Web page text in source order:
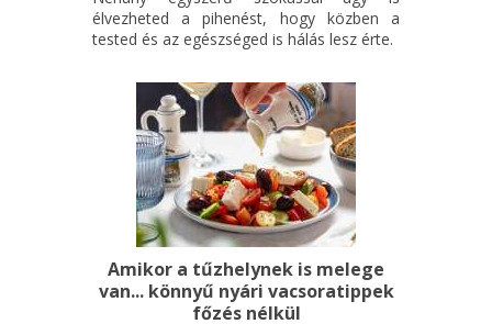
élvezheted a pihenést, hogy közben a
tested és az egészséged is hálás lesz érte.
Amikor a tűzhelynek is melege
van... könnyű nyári vacsoratippek
főzés nélkül